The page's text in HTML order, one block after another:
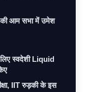
की आम सभा में उमेश
स्वदेशी Liquid
IIT रुड़की के इस